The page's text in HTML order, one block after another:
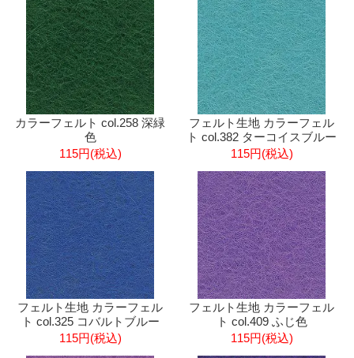
カラーフェルト col.258 深緑
色
115円(税込)
フェルト生地 カラーフェル
ト col.382 ターコイスブルー
115円(税込)
フェルト生地 カラーフェル
ト col.325 コバルトブルー
115円(税込)
フェルト生地 カラーフェル
ト col.409 ふじ色
115円(税込)